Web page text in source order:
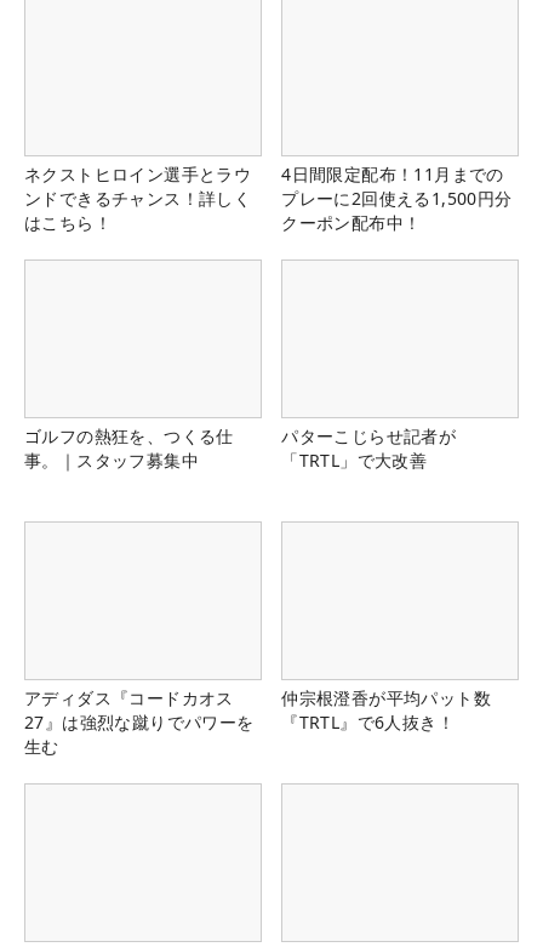
ネクストヒロイン選手とラウ
ンドできるチャンス！詳しく
はこちら！
4日間限定配布！11月までの
プレーに2回使える1,500円分
クーポン配布中！
ゴルフの熱狂を、つくる仕
事。｜スタッフ募集中
パターこじらせ記者が
「TRTL」で大改善
アディダス『コードカオス
27』は強烈な蹴りでパワーを
生む
仲宗根澄香が平均パット数
『TRTL』で6人抜き！